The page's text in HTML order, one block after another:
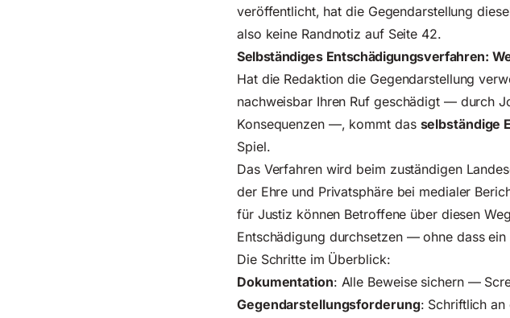
veröffentlicht, hat die Gegendarstellung
also keine Randnotiz auf Seite 42.
Selbständiges Entschädigungsverfahren:
Hat die Redaktion die Gegendarstellung
nachweisbar Ihren Ruf geschädigt — durch
Konsequenzen —, kommt das selbständige
Spiel.
Das Verfahren wird beim zuständigen
der Ehre und Privatsphärebei medialer
für Justiz können Betroffene über diesen
Entschädigung durchsetzen — ohne dass
Die Schritte im Überblick:
Dokumentation: Alle Beweise sichern —
Gegendarstellungsforderung: Schriftlich an